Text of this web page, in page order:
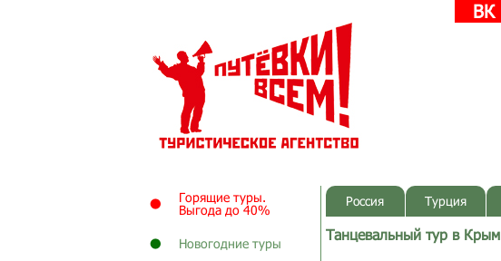
Горящие туры.
Выгода до 40%
Новогодние туры
Россия Турция
Танцевальный тур в Крым
ВК